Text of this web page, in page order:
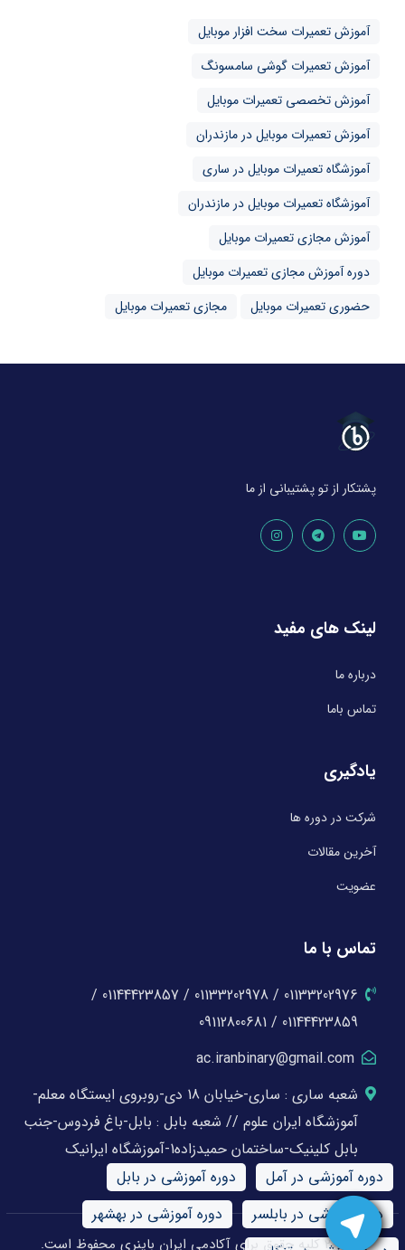
آموزش تعمیرات سخت افزار موبایل
آموزش تعمیرات گوشی سامسونگ
آموزش تخصصی تعمیرات موبایل
آموزش تعمیرات موبایل در مازندران
آموزشگاه تعمیرات موبایل در ساری
آموزشگاه تعمیرات موبایل در مازندران
آموزش مجازی تعمیرات موبایل
دوره آموزش مجازی تعمیرات موبایل
حضوری تعمیرات موبایل
مجازی تعمیرات موبایل
پشتکار از تو پشتیبانی از ما
لینک های مفید
درباره ما
تماس باما
یادگیری
شرکت در دوره ها
آخرین مقالات
عضویت
تماس با ما
01133202976 / 01133202978 / 01144423857 /
01144423859 / 09112800681
ac.iranbinary@gmail.com
شعبه ساری : ساری-خیابان 18 دی-روبروی ایستگاه معلم-
آموزشگاه ایران علوم // شعبه بابل : بابل-باغ فردوس-جنب
بابل کلینیک-ساختمان حمیدزاده1-آموزشگاه ایرانیک
دوره آموزشی در آمل
دوره آموزشی در بابل
دوره آموزشی در بابلسر
دوره آموزشی در بهشهر
© 2026 کلیه حقوق برای آکادمی ایران باینری محفوظ است.